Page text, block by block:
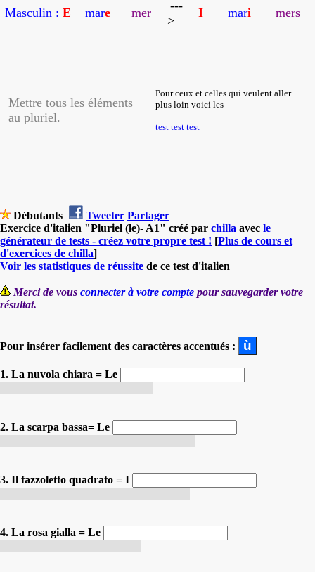
Masculin : E mare mer
---
>
I mari mers
Mettre tous les éléments
au pluriel.
Pour ceux et celles qui veulent aller
plus loin voici les
test test test
Débutants Tweeter Partager
Exercice d'italien "Pluriel (le)- A1" créé par chilla avec le
générateur de tests - créez votre propre test ! [Plus de cours et
d'exercices de chilla]
Voir les statistiques de réussite de ce test d'italien
Merci de vous connecter à votre compte pour sauvegarder votre
résultat.
Pour insérer facilement des caractères accentués :
1. La nuvola chiara = Le
2. La scarpa bassa= Le
3. Il fazzoletto quadrato = I
4. La rosa gialla = Le